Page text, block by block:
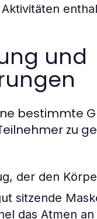
und
bestimmte
zu
der den
sitzende
das Atmen